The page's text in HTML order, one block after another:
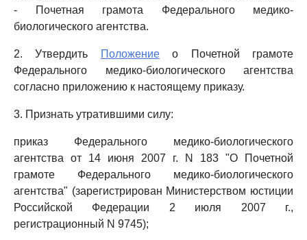
- Почетная грамота Федерального медико-
биологического агентства.
2. Утвердить Положениео Почетной грамоте
Федерального медико-биологического агентства
согласно приложению к настоящему приказу.
3. Признать утратившими силу:
приказ Федерального медико-биологического
агентства от 14 июня 2007 г. N 183 "О Почетной
грамоте Федерального медико-биологического
агентства" (зарегистрирован Министерством юстиции
Российской Федерации 2 июля 2007 г.,
регистрационный N 9745);